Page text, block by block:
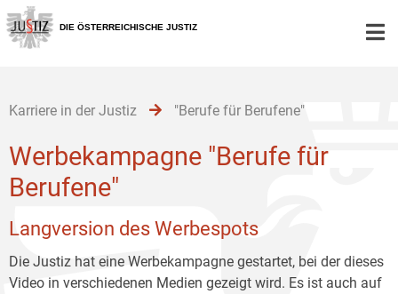
Zur
Hauptnavigation
[1]
Zum
Inhalt
[2]
Zum
Untermenü
[3]
DIE ÖSTERREICHISCHE JUSTIZ
Karriere in der Justiz "Berufe für Berufene"
Werbekampagne "Berufe für
Berufene"
Langversion des Werbespots
Die Justiz hat eine Werbekampagne gestartet, bei der dieses
Video in verschiedenen Medien gezeigt wird. Es ist auch auf